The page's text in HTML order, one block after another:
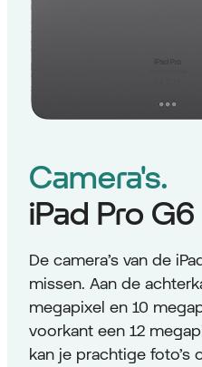
Camera's.
iPad Pro G6
De camera’s van de
missen. Aan de
megapixel en 10
voorkant een 12
kan je prachtige foto’s